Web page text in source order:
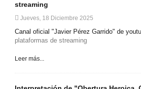
streaming
Jueves, 18 Diciembre 2025
Canal oficial "Javier Pérez Garrido" de
plataformas de streaming
Leer más...